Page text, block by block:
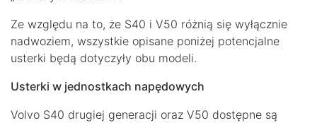
Ze względu na to, że S40 i V50 różnią się wyłącznie
nadwoziem, wszystkie opisane poniżej potencjalne
usterki będą dotyczyły obu modeli.
Usterki w jednostkach napędowych
Volvo S40 drugiej generacji oraz V50 dostępne są